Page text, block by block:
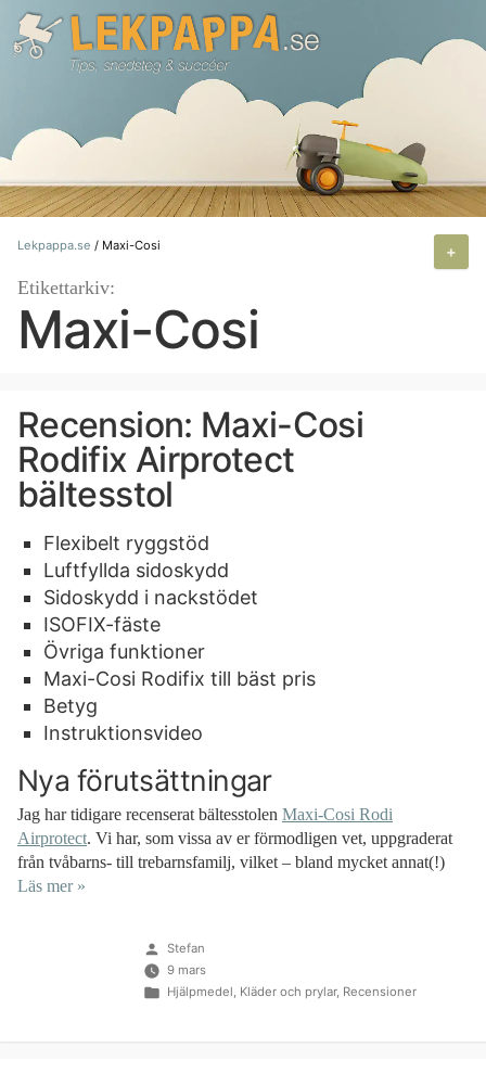
Hoppa
till
+
Lekpappa.se / Maxi-Cosi
Etikettarkiv:
Maxi-Cosi
Recension: Maxi-Cosi
Rodifix Airprotect
bältesstol
Flexibelt ryggstöd
Luftfyllda sidoskydd
Sidoskydd i nackstödet
ISOFIX-fäste
Övriga funktioner
Maxi-Cosi Rodifix till bäst pris
Betyg
Instruktionsvideo
Nya förutsättningar
Jag har tidigare recenserat bältesstolen Maxi-Cosi Rodi
Airprotect. Vi har, som vissa av er förmodligen vet, uppgraderat
från tvåbarns- till trebarnsfamilj, vilket – bland mycket annat(!)
Läs mer »
Publicerat
av
Stefan
9 mars
Publicerat
Hjälpmedel, Kläder och prylar, Recensioner